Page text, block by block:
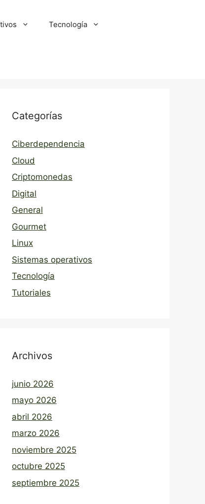
Tecnología
Categorías
Ciberdependencia
Cloud
Criptomonedas
Digital
General
Gourmet
Linux
Sistemas operativos
Tecnología
Tutoriales
Archivos
junio 2026
mayo 2026
abril 2026
marzo 2026
noviembre 2025
octubre 2025
septiembre 2025